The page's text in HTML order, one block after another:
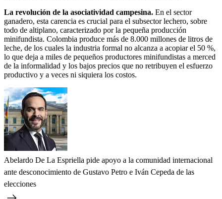
La revolución de la asociatividad campesina. En el sector
ganadero, esta carencia es crucial para el subsector lechero, sobre
todo de altiplano, caracterizado por la pequeña producción
minifundista. Colombia produce más de 8.000 millones de litros de
leche, de los cuales la industria formal no alcanza a acopiar el 50 %,
lo que deja a miles de pequeños productores minifundistas a merced
de la informalidad y los bajos precios que no retribuyen el esfuerzo
productivo y a veces ni siquiera los costos.
Abelardo De La Espriella pide apoyo a la comunidad internacional
ante desconocimiento de Gustavo Petro e Iván Cepeda de las
elecciones